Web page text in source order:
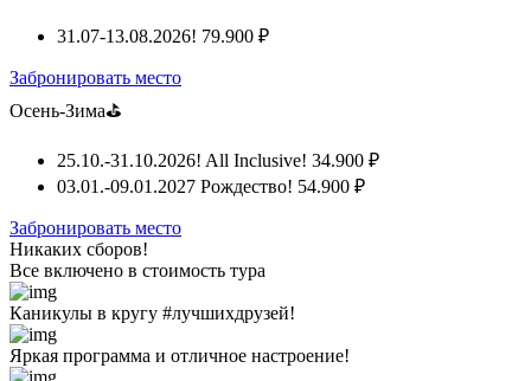
31.07-13.08.2026! 79.900 ₽
Забронировать место
Осень-Зима⛳
25.10.-31.10.2026! All Inclusive! 34.900 ₽
03.01.-09.01.2027 Рождество! 54.900 ₽
Забронировать место
Никаких сборов!
Все включено в стоимость тура
Каникулы в кругу #лучшихдрузей!
Яркая программа и отличное настроение!